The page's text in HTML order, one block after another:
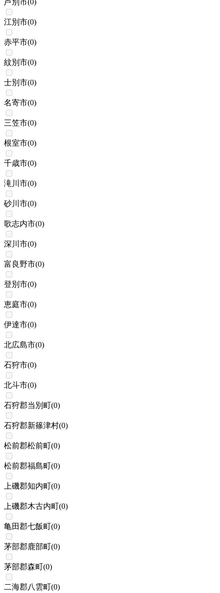
芦別市(0)
江別市(0)
赤平市(0)
紋別市(0)
士別市(0)
名寄市(0)
三笠市(0)
根室市(0)
千歳市(0)
滝川市(0)
砂川市(0)
歌志内市(0)
深川市(0)
富良野市(0)
登別市(0)
恵庭市(0)
伊達市(0)
北広島市(0)
石狩市(0)
北斗市(0)
石狩郡当別町(0)
石狩郡新篠津村(0)
松前郡松前町(0)
松前郡福島町(0)
上磯郡知内町(0)
上磯郡木古内町(0)
亀田郡七飯町(0)
茅部郡鹿部町(0)
茅部郡森町(0)
二海郡八雲町(0)